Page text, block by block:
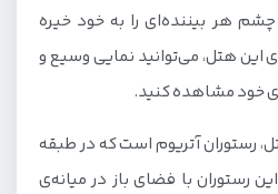
هر بیننده‌ای را به خود خیره
این هتل، می‌توانید نمایی وسیع و
خود مشاهده کنید.
رستوران آتریوم است که در طبقه
با فضای باز در میانه‌ی